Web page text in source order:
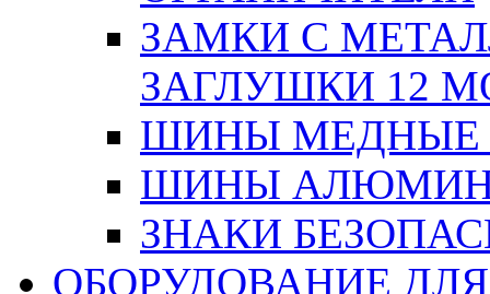
ЗАМКИ С
ЗАГЛУШКИ 12
ШИНЫ МЕДНЫЕ
ШИНЫ
ЗНАКИ
ОБОРУДОВАНИЕ